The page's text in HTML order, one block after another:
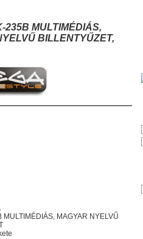
235B MULTIMÉDIÁS,
BILLENTYŰZET,
MULTIMÉDIÁS, MAGYAR NYELVŰ